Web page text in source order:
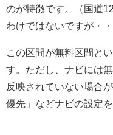
のが特徴です。（国道
わけではないですが・・
この区間が無料区間と
す。ただし、ナビには
反映されていない場合
優先」などナビの設定